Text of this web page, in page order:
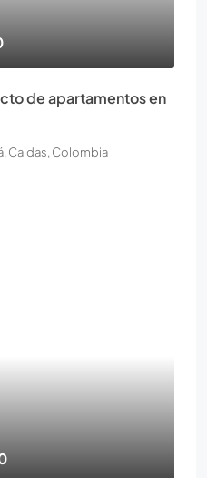
de apartamentos en
Caldas, Colombia